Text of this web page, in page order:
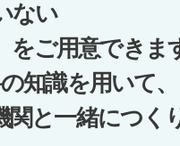
ない
ご用意できま
知識を用いて、
と一緒につく